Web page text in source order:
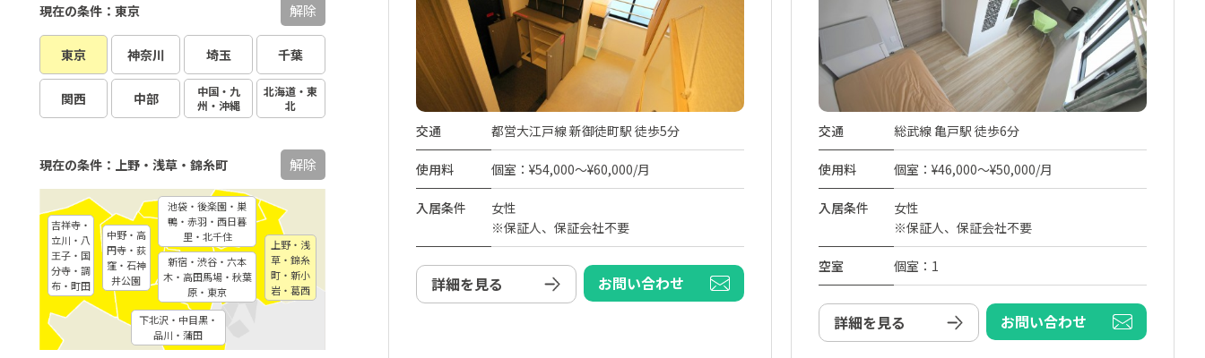
東京 神奈川 埼玉 千葉
関西 中部
中国・九
州・沖縄
北海道・東
北
現在の条件：東京 解除
新宿・渋谷・六本
木・高田馬場・秋葉
原・東京
中野・高
円寺・荻
窪・石神
井公園
下北沢・中目黒・
品川・蒲田
池袋・後楽園・巣
鴨・赤羽・西日暮
里・北千住
上野・浅
草・錦糸
町・新小
岩・葛西
吉祥寺・
立川・八
王子・国
分寺・調
布・町田
現在の条件：上野・浅草・錦糸町 解除
交通 都営大江戸線 新御徒町駅 徒歩5分
使用料 個室：¥54,000～¥60,000/月
入居条件
女性
※保証人、保証会社不要
詳細を見る お問い合わせ
交通 総武線 亀戸駅 徒歩6分
使用料 個室：¥46,000～¥50,000/月
入居条件
女性
※保証人、保証会社不要
空室 個室：1
詳細を見る お問い合わせ